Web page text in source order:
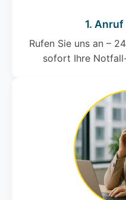
1.
Rufen Sie uns an –
sofort Ihre